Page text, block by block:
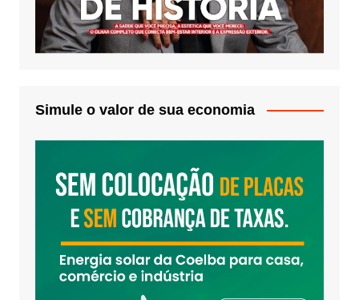
Simule o valor de sua economia